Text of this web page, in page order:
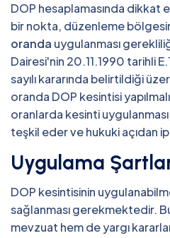
DOP hesaplamasında dikkat
bir nokta, düzenleme
oranda uygulanması
Dairesi'nin 20.11.1990 tarihli
sayılı kararında belirtildiği
oranda DOP kesintisi
oranlarda kesinti
teşkil eder ve hukuki açıdan
Uygulama
DOP kesintisinin
sağlanması gerekmektedir.
mevzuat hem de yargı